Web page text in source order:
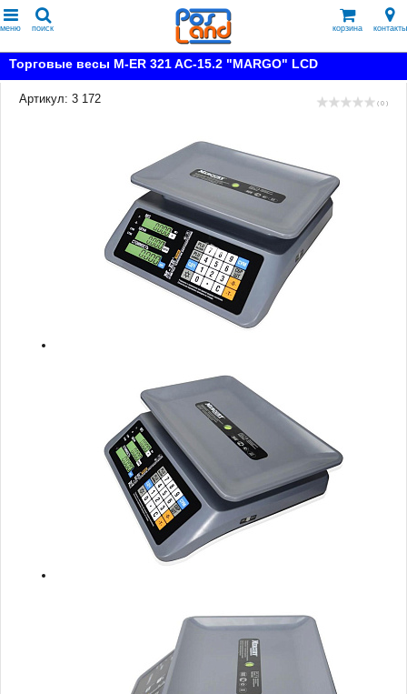
меню поиск корзина контакты
Торговые весы M-ER 321 AC-15.2 "MARGO" LCD
Артикул: 3 172 ( 0 )